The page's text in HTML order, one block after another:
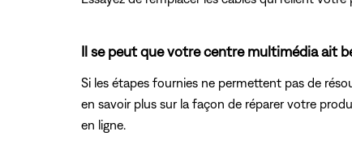
Il se peut que votre centre multimédia ait
Si les étapes fournies ne permettent pas de
en savoir plus sur la façon de réparer votre
en ligne.